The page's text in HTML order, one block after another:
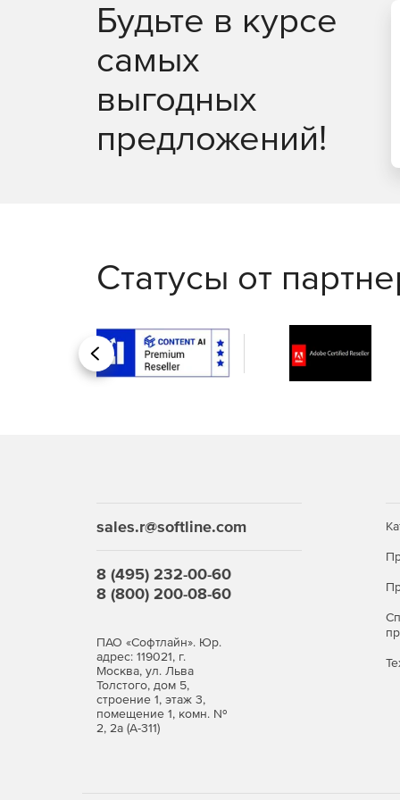
Будьте в курсе
самых
выгодных
предложений!
Статусы от
Назад
sales.r@softline.com
8 (495) 232-00-60
8 (800) 200-08-60
ПАО «Софтлайн». Юр.
адрес: 119021, г.
Москва, ул. Льва
Толстого, дом 5,
строение 1, этаж 3,
помещение 1, комн. №
2, 2а (А-311)